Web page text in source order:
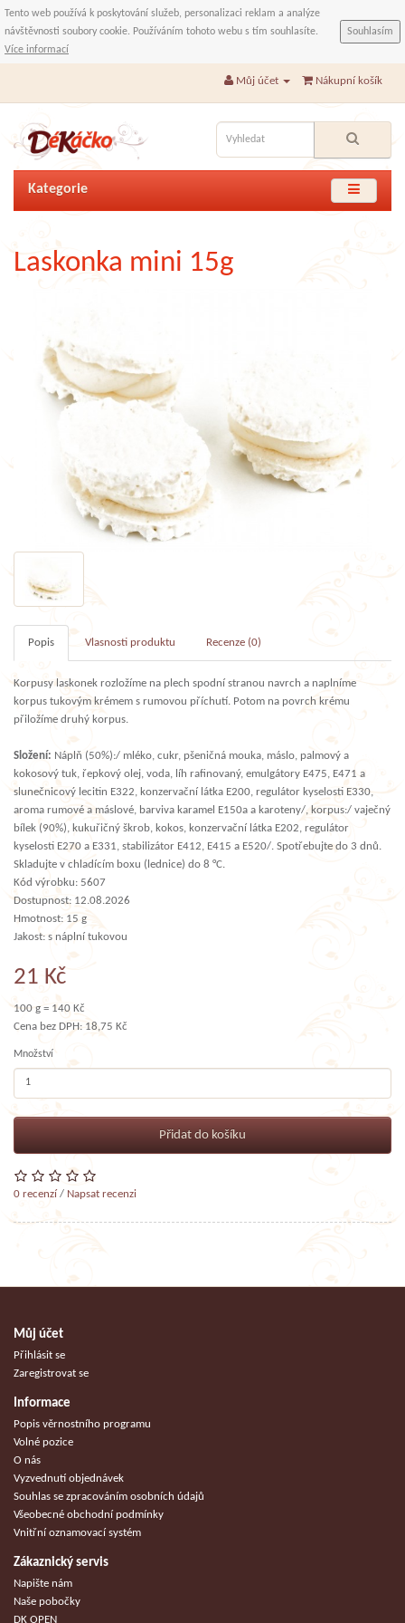
Tento web používá k poskytování služeb, personalizaci reklam a analýze
návštěvnosti soubory cookie. Používáním tohoto webu s tím souhlasíte.
Více informací
Souhlasím
Můj účet Nákupní košík
Kategorie
Laskonka mini 15g
Popis Vlasnosti produktu Recenze (0)
Korpusy laskonek rozložíme na plech spodní stranou navrch a naplníme
korpus tukovým krémem s rumovou příchutí. Potom na povrch krému
přiložíme druhý korpus.
Složení: Náplň (50%):/ mléko, cukr, pšeničná mouka, máslo, palmový a
kokosový tuk, řepkový olej, voda, líh rafinovaný, emulgátory E475, E471 a
slunečnicový lecitin E322, konzervační látka E200, regulátor kyselosti E330,
aroma rumové a máslové, barviva karamel E150a a karoteny/, korpus:/ vaječný
bílek (90%), kukuřičný škrob, kokos, konzervační látka E202, regulátor
kyselosti E270 a E331, stabilizátor E412, E415 a E520/. Spotřebujte do 3 dnů.
Skladujte v chladícím boxu (lednice) do 8 °C.
Kód výrobku: 5607
Dostupnost: 12.08.2026
Hmotnost: 15 g
Jakost: s náplní tukovou
21 Kč
100 g = 140 Kč
Cena bez DPH: 18,75 Kč
Množství
Přidat do košíku
0 recenzí/ Napsat recenzi
Můj účet
Přihlásit se
Zaregistrovat se
Informace
Popis věrnostního programu
Volné pozice
O nás
Vyzvednutí objednávek
Souhlas se zpracováním osobních údajů
Všeobecné obchodní podmínky
Vnitřní oznamovací systém
Zákaznický servis
Napište nám
Naše pobočky
DK OPEN